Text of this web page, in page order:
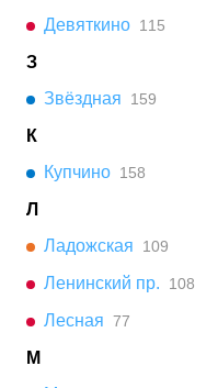
Девяткино 115
З
Звёздная
159
К
Купчино 158
Л
Ладожская
109
Ленинский пр. 108
Лесная 77
М